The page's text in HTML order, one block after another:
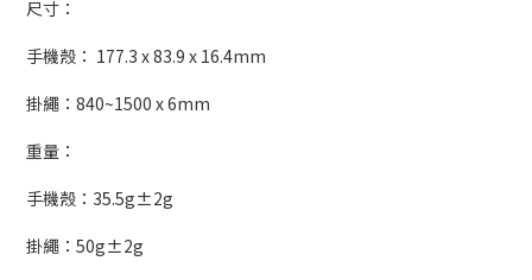
尺寸：
手機殼： 177.3 x 83.9 x 16.4mm
掛繩：840~1500 x 6mm
重量：
手機殼：35.5g±2g
掛繩：50g±2g